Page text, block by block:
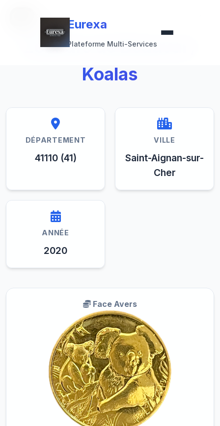
Eurexa
Eurexa
Plateforme Multi-Services
ZooParc de Beauval /
Koalas
DÉPARTEMENT
41110 (41)
VILLE
Saint-Aignan-sur-
Cher
ANNÉE
2020
Face Avers